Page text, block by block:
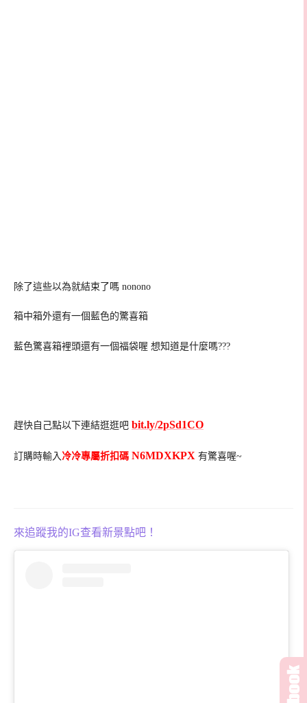
除了這些以為就結束了嗎 nonono
箱中箱外還有一個藍色的驚喜箱
藍色驚喜箱裡頭還有一個福袋喔 想知道是什麼嗎???
趕快自己點以下連結逛逛吧 bit.ly/2pSd1CO
訂購時輸入 冷冷專屬折扣碼 N6MDXKPX 有驚喜喔~
來追蹤我的IG查看新景點吧！